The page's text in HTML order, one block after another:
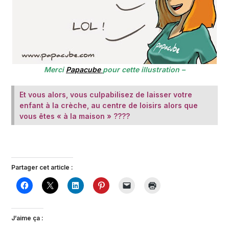
MerciPapacube pour cette illustration –
Et vous alors, vous culpabilisez de laisser votre
enfant à la crèche, au centre de loisirs alors que
vous êtes « à la maison » ????
Partager cet article :
J’aime ça :